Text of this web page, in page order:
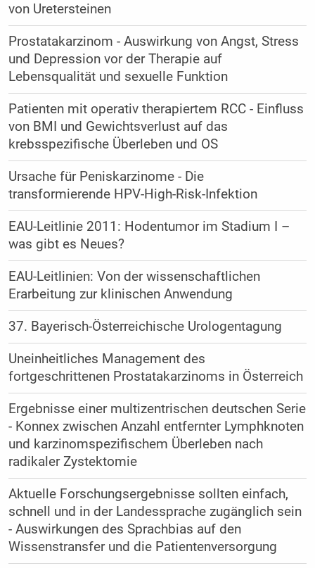
von Uretersteinen
Prostatakarzinom - Auswirkung von Angst, Stress
und Depression vor der Therapie auf
Lebensqualität und sexuelle Funktion
Patienten mit operativ therapiertem RCC - Einfluss
von BMI und Gewichtsverlust auf das
krebsspezifische Überleben und OS
Ursache für Peniskarzinome - Die
transformierende HPV-High-Risk-Infektion
EAU-Leitlinie 2011: Hodentumor im Stadium I –
was gibt es Neues?
EAU-Leitlinien: Von der wissenschaftlichen
Erarbeitung zur klinischen Anwendung
37. Bayerisch-Österreichische Urologentagung
Uneinheitliches Management des
fortgeschrittenen Prostatakarzinoms in Österreich
Ergebnisse einer multizentrischen deutschen Serie
- Konnex zwischen Anzahl entfernter Lymphknoten
und karzinomspezifischem Überleben nach
radikaler Zystektomie
Aktuelle Forschungsergebnisse sollten einfach,
schnell und in der Landessprache zugänglich sein
- Auswirkungen des Sprachbias auf den
Wissenstransfer und die Patientenversorgung